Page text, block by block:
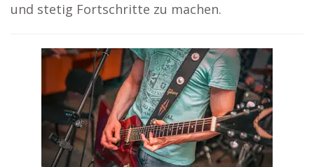
und stetig Fortschritte zu machen.